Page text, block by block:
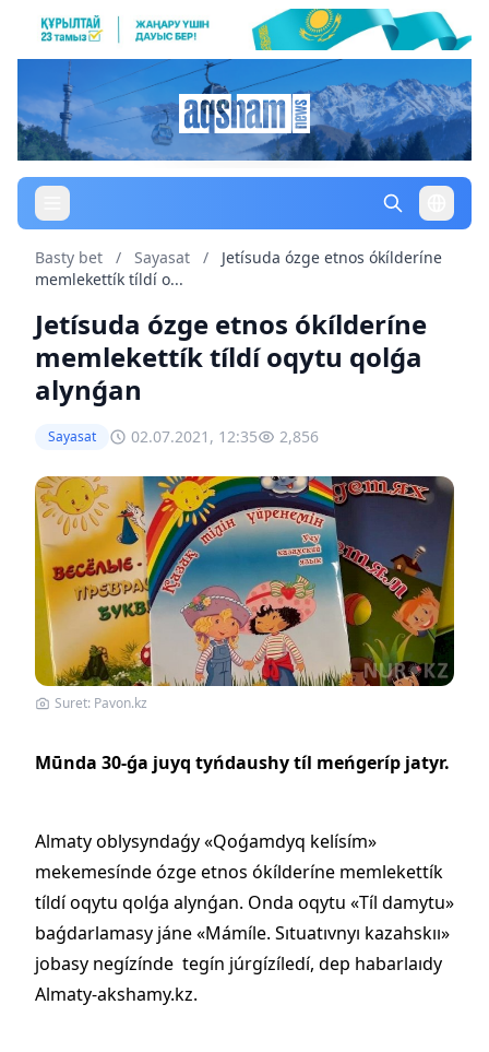
Basty bet / Sayasat /
Jetísuda ózge etnos ókílderíne
memlekettík tíldí o...
Jetísuda ózge etnos ókílderíne
memlekettík tíldí oqytu qolǵa
alynǵan
Sayasat 02.07.2021, 12:35 2,856
Suret: Pavon.kz
Mūnda 30-ǵa juyq tyńdaushy tíl meńgeríp jatyr.
Almaty oblysyndaǵy «Qoǵamdyq kelísím»
mekemesínde ózge etnos ókílderíne memlekettík
tíldí oqytu qolǵa alynǵan. Onda oqytu «Tíl damytu»
baǵdarlamasy jáne «Mámíle. Sıtuatıvnyı kazahskıı»
jobasy negízínde tegín júrgízíledí, dep habarlaıdy
Almaty-akshamy.kz.